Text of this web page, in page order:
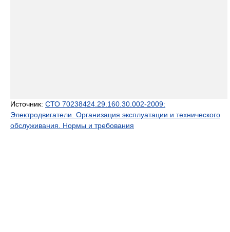
Источник: СТО 70238424.29.160.30.002-2009:
Электродвигатели. Организация эксплуатации и технического
обслуживания. Нормы и требования